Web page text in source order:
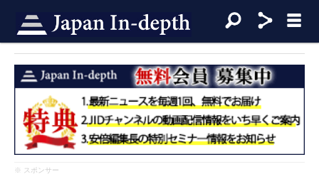
※ スポンサー